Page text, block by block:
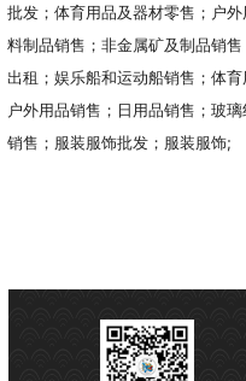
批发；体育用品及器材零售；户
料制品销售；非金属矿及制品销
出租；娱乐船和运动船销售；体
户外用品销售；日用品销售；玻
销售；服装服饰批发；服装服饰;